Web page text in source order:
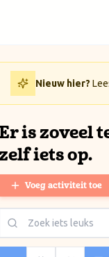
Nieuw hier?
Er is zoveel
iets op.
Voeg activiteit toe